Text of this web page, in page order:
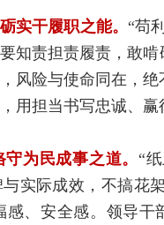
实干履职之能。 “苟
知责担责履责，敢
风险与使命同在，
用担当书写忠诚、赢
为民成事之道。 “
实际成效，不搞花
、安全感。领导